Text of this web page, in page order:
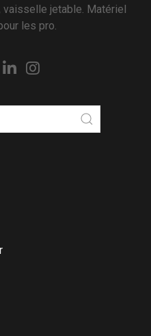
vaisselle jetable. Matériel
les pro.